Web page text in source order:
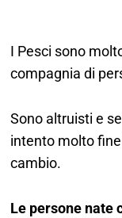
I Pesci sono
compagnia di
Sono altruisti e
intento molto
cambio.
Le persone nate